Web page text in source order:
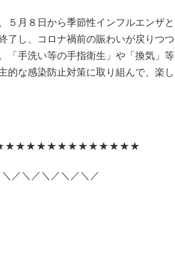
５月８日から季節性インフルエンザと
了し、コロナ禍前の賑わいが戻りつつ
「手洗い等の手指衛生」や「換気」等
的な感染防止対策に取り組んで、楽し
／＼／＼／＼／＼／